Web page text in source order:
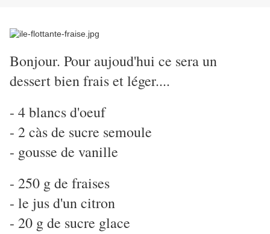
Bonjour. Pour aujoud'hui ce sera un
dessert bien frais et léger....
- 4 blancs d'oeuf
- 2 càs de sucre semoule
- gousse de vanille
- 250 g de fraises
- le jus d'un citron
- 20 g de sucre glace